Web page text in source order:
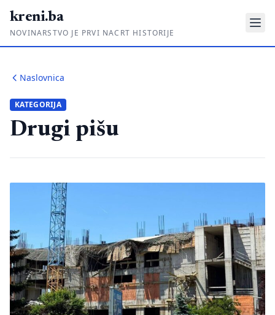
kreni.ba
NOVINARSTVO JE PRVI NACRT HISTORIJE
Ponos i glas
Daljinski u ruke
Impressum
Kontakt
Naslovnica
KATEGORIJA
Drugi pišu